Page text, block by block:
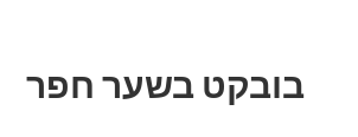
בובקט בשער חפר